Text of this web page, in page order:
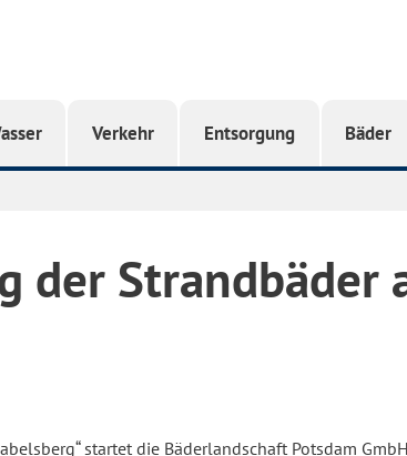
Verkehr Entsorgung Bäder
der Strandbäder
startet die Bäderlandschaft Potsdam